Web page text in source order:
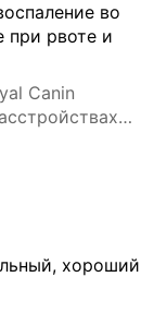
во
при рвоте и
Canin
хороший